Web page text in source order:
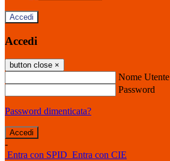
Accedi
Accedi
button close ×
Nome Utente
Password
Password dimenticata?
-
Entra con SPID Entra con CIE